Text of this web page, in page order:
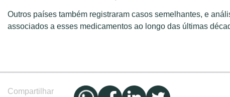
Outros países também registraram casos semelhantes, e
associados a esses medicamentos ao longo das últimas
Compartilhar